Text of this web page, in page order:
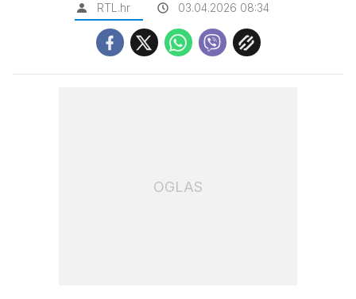
RTL.hr 03.04.2026 08:34
OGLAS